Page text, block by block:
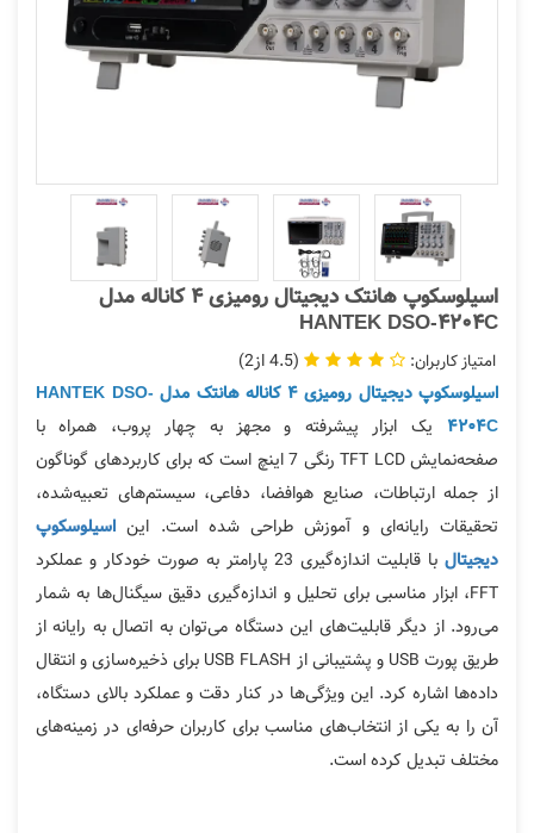
اسیلوسکوپ هانتک دیجیتال رومیزی 4 کاناله مدل
HANTEK DSO-4204C
4.5
2
اسیلوسکوپ دیجیتال رومیزی 4 کاناله هانتک مدل HANTEK DSO-
4204C یک ابزار پیشرفته و مجهز به چهار پروب، همراه با
صفحه‌نمایش TFT LCD رنگی 7 اینچ است که برای کاربردهای گوناگون
از جمله ارتباطات، صنایع هوافضا، دفاعی، سیستم‌های تعبیه‌شده،
تحقیقات رایانه‌ای و آموزش طراحی شده است. این اسیلوسکوپ
دیجیتال
با قابلیت اندازه‌گیری 23 پارامتر به صورت خودکار و عملکرد
FFT، ابزار مناسبی برای تحلیل و اندازه‌گیری دقیق سیگنال‌ها به شمار
می‌رود. از دیگر قابلیت‌های این دستگاه می‌توان به اتصال به رایانه از
طریق پورت USB و پشتیبانی از USB FLASH برای ذخیره‌سازی و انتقال
داده‌ها اشاره کرد. این ویژگی‌ها در کنار دقت و عملکرد بالای دستگاه،
آن را به یکی از انتخاب‌های مناسب برای کاربران حرفه‌ای در زمینه‌های
مختلف تبدیل کرده است.